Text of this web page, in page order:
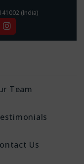
(India)
Team
Us